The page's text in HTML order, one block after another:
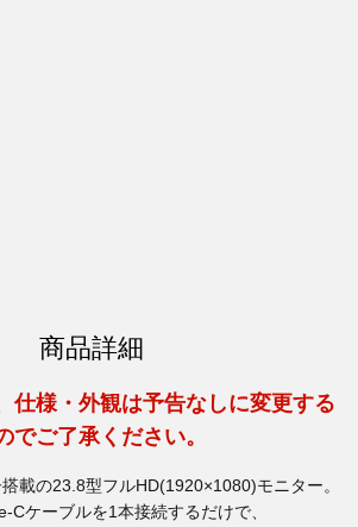
商品詳細
仕様・外観は予告なしに変更する
でご了承ください。
載の23.8型フルHD(1920×1080)モニター。
Cケーブルを1本接続するだけで、